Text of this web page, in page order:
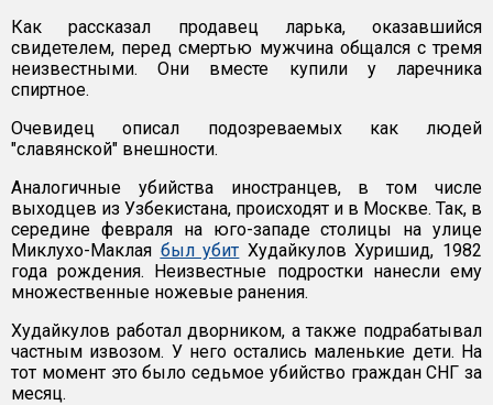
Как рассказал продавец ларька, оказавшийся
свидетелем, перед смертью мужчина общался с тремя
неизвестными. Они вместе купили у ларечника
спиртное.
Очевидец описал подозреваемых как людей
"славянской" внешности.
Аналогичные убийства иностранцев, в том числе
выходцев из Узбекистана, происходят и в Москве. Так, в
середине февраля на юго-западе столицы на улице
Миклухо-Маклая был убит Худайкулов Хуришид, 1982
года рождения. Неизвестные подростки нанесли ему
множественные ножевые ранения.
Худайкулов работал дворником, а также подрабатывал
частным извозом. У него остались маленькие дети. На
тот момент это было седьмое убийство граждан СНГ за
месяц.